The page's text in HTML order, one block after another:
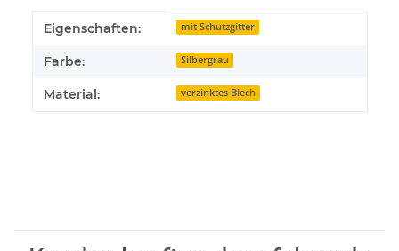
Produkteigenschaft
Wert
Eigenschaften: mit Schutzgitter
Farbe: Silbergrau
Material: verzinktes Blech